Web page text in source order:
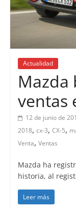
Actualidad
Mazda
ventas
12 de junio de
2018, cx-3, CX-5,
Venta, Ventas
Mazda ha
historia, al
Leer más